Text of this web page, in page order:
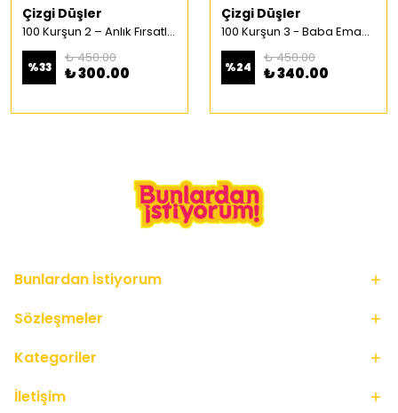
Çizgi Düşler
100 Kurşun 2 – Anlık Fırsatlar Türkçe Çizgi Roman
%33
₺ 450.00
₺ 300.00
Çizgi Düşler
100 Kurşun 3 - Baba Emaneti Türkçe Çizgi Roman
%24
₺ 450.00
₺ 340.00
Bunlardan İstiyorum
Sözleşmeler
Kategoriler
İletişim